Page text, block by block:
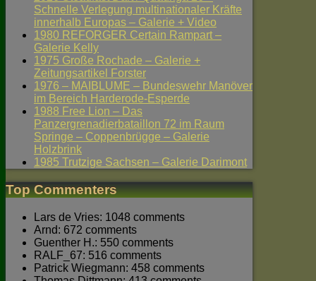
Schnelle Verlegung multinationaler Kräfte
innerhalb Europas – Galerie + Video
1980 REFORGER Certain Rampart –
Galerie Kelly
1975 Große Rochade – Galerie +
Zeitungsartikel Forster
1976 – MAIBLUME – Bundeswehr Manöver
im Bereich Harderode-Esperde
1988 Free Lion – Das
Panzergrenadierbataillon 72 im Raum
Springe – Coppenbrügge – Galerie
Holzbrink
1985 Trutzige Sachsen – Galerie Darimont
Top Commenters
Lars de Vries: 1048 comments
Arnd: 672 comments
Guenther H.: 550 comments
RALF_67: 516 comments
Patrick Wiegmann: 458 comments